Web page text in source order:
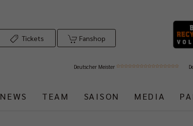
Tickets Fanshop
Deutscher Meister
NEWS TEAM SAISON MEDIA